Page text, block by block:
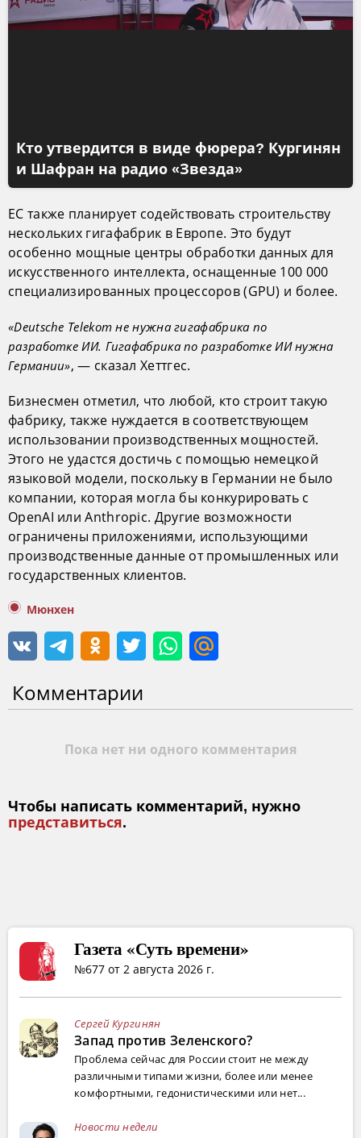
Кто утвердится в виде фюрера? Кургинян
и Шафран на радио «Звезда»
ЕС также планирует содействовать строительству
нескольких гигафабрик в Европе. Это будут
особенно мощные центры обработки данных для
искусственного интеллекта, оснащенные 100 000
специализированных процессоров (GPU) и более.
«Deutsche Telekom не нужна гигафабрика по
разработке ИИ. Гигафабрика по разработке ИИ нужна
Германии», — сказал Хеттгес.
Бизнесмен отметил, что любой, кто строит такую
фабрику, также нуждается в соответствующем
использовании производственных мощностей.
Этого не удастся достичь с помощью немецкой
языковой модели, поскольку в Германии не было
компании, которая могла бы конкурировать с
OpenAI или Anthropic. Другие возможности
ограничены приложениями, использующими
производственные данные от промышленных или
государственных клиентов.
Мюнхен
Комментарии
Пока нет ни одного комментария
Чтобы написать комментарий, нужно
представиться.
Газета «Суть времени»
№677 от 2 августа 2026 г.
Сергей Кургинян
Запад против Зеленского?
Проблема сейчас для России стоит не между
различными типами жизни, более или менее
комфортными, гедонистическими или нет...
Новости недели